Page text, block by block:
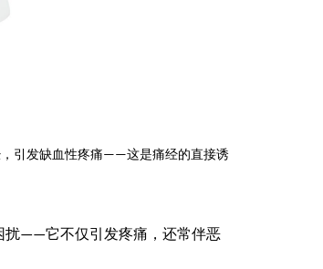
引发缺血性疼痛——这是痛经的直接诱
扰——它不仅引发疼痛，还常伴恶